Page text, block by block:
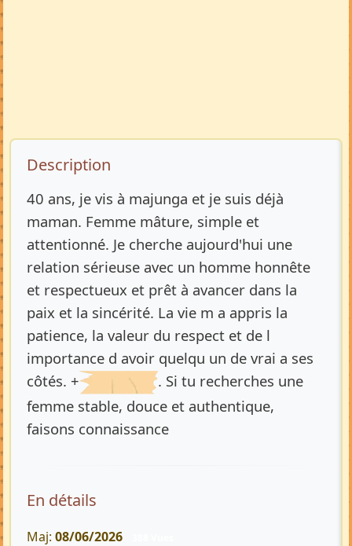
Description de l’annonce
Description
40 ans, je vis à majunga et je suis déjà
maman. Femme mâture, simple et
attentionné. Je cherche aujourd'hui une
relation sérieuse avec un homme honnête
et respectueux et prêt à avancer dans la
paix et la sincérité. La vie m a appris la
patience, la valeur du respect et de l
importance d avoir quelqu un de vrai a ses
côtés. +
. Si tu recherches une
femme stable, douce et authentique,
faisons connaissance
En détails
Maj: 08/06/2026